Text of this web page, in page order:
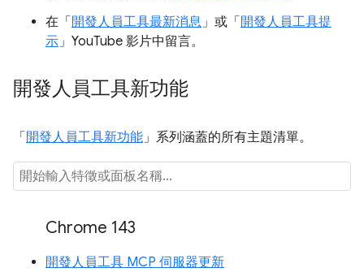
在「 開發人員工具最新消息」或「 開發人員工具提
示」YouTube 影片中留言。
開發人員工具新功能
「 開發人員工具新功能」系列涵蓋的所有主題清單。
Chrome 143
開發人員工具 MCP 伺服器更新